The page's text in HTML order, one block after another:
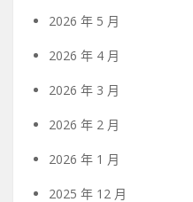
2026 年 5 月
2026 年 4 月
2026 年 3 月
2026 年 2 月
2026 年 1 月
2025 年 12 月